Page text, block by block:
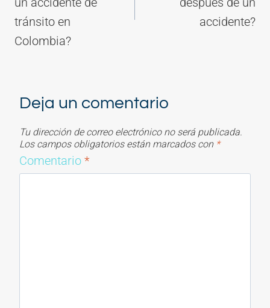
tránsito en
Colombia?
accidente?
Deja un comentario
Tu dirección de correo electrónico no será publicada.
Los campos obligatorios están marcados con *
Comentario *